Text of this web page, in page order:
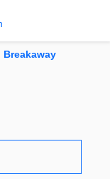
Breakaway